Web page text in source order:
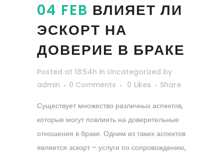
04 FEB ВЛИЯЕТ ЛИ
ЭСКОРТ НА
ДОВЕРИЕ В БРАКЕ
Posted at 18:54h in Uncategorized by
admin
0 Comments 0 Likes Share
Существует множество различных аспектов,
которые могут повлиять на доверительные
отношения в браке. Одним из таких аспектов
является эскорт – услуги по сопровождению,